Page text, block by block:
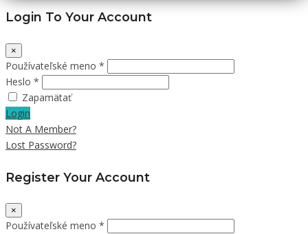
Login To Your Account
×
Používateľské meno *
Heslo *
Zapamätať
Login
Not A Member?
Lost Password?
Register Your Account
×
Používateľské meno *